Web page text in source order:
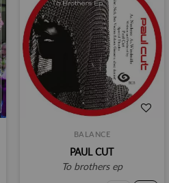
BALANCE
PAUL CUT
to brothers ep